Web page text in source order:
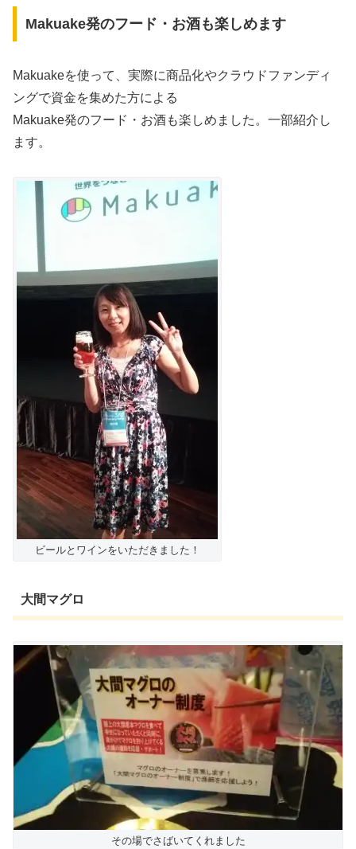
Makuake発のフード・お酒も楽しめます
Makuakeを使って、実際に商品化やクラウドファンディ
ングで資金を集めた方による
Makuake発のフード・お酒も楽しめました。一部紹介し
ます。
ビールとワインをいただきました！
大間マグロ
その場でさばいてくれました